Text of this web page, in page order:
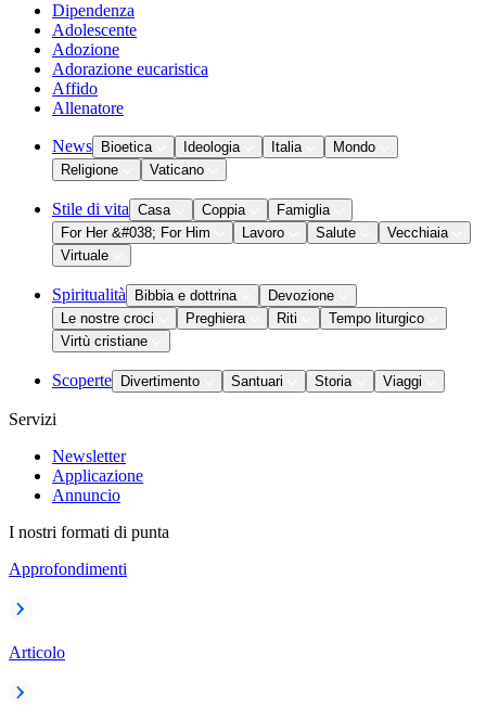
Dipendenza
Adolescente
Adozione
Adorazione eucaristica
Affido
Allenatore
News Bioetica Ideologia Italia
Mondo
Religione
Vaticano
Stile di vita Casa Coppia
Famiglia
For Her &#038; For Him
Lavoro Salute
Vecchiaia
Virtuale
Spiritualità Bibbia e dottrina
Devozione
Le nostre croci
Preghiera Riti
Tempo liturgico
Virtù cristiane
Scoperte Divertimento Santuari Storia Viaggi
Servizi
Newsletter
Applicazione
Annuncio
I nostri formati di punta
Approfondimenti
Articolo